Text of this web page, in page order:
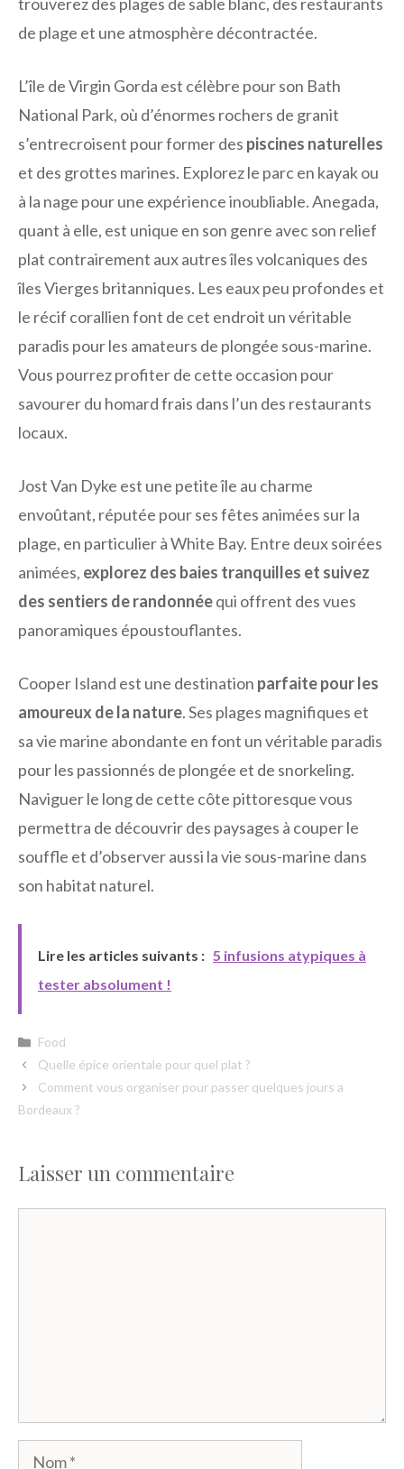
de plage et une atmosphère décontractée.
L’île de Virgin Gorda est célèbre pour son Bath
National Park, où d’énormes rochers de granit
s’entrecroisent pour former des piscines naturelles
et des grottes marines. Explorez le parc en kayak ou
à la nage pour une expérience inoubliable. Anegada,
quant à elle, est unique en son genre avec son relief
plat contrairement aux autres îles volcaniques des
îles Vierges britanniques. Les eaux peu profondes et
le récif corallien font de cet endroit un véritable
paradis pour les amateurs de plongée sous-marine.
Vous pourrez profiter de cette occasion pour
savourer du homard frais dans l’un des restaurants
locaux.
Jost Van Dyke est une petite île au charme
envoûtant, réputée pour ses fêtes animées sur la
plage, en particulier à White Bay. Entre deux soirées
animées, explorez des baies tranquilles et suivez
des sentiers de randonnéequi offrent des vues
panoramiques époustouflantes.
Cooper Island est une destination parfaite pour les
amoureux de la nature. Ses plages magnifiques et
sa vie marine abondante en font un véritable paradis
pour les passionnés de plongée et de snorkeling.
Naviguer le long de cette côte pittoresque vous
permettra de découvrir des paysages à couper le
souffle et d’observer aussi la vie sous-marine dans
son habitat naturel.
Lire les articles suivants : 5 infusions atypiques à
tester absolument !
Catégories
Food
Quelle épice orientale pour quel plat ?
Comment vous organiser pour passer quelques jours a
Bordeaux ?
Laisser un commentaire
Nom